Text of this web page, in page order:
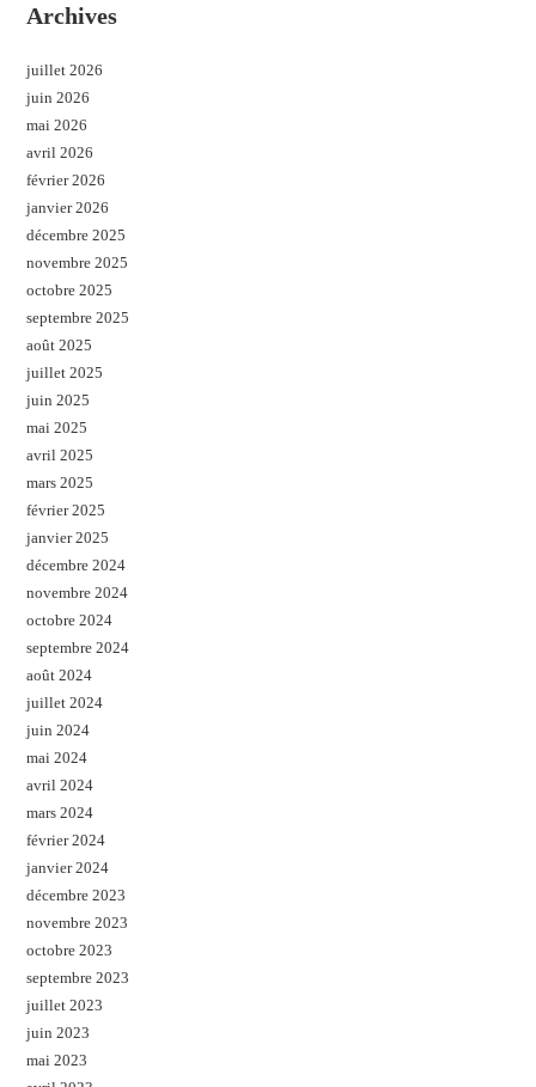
Archives
juillet 2026
juin 2026
mai 2026
avril 2026
février 2026
janvier 2026
décembre 2025
novembre 2025
octobre 2025
septembre 2025
août 2025
juillet 2025
juin 2025
mai 2025
avril 2025
mars 2025
février 2025
janvier 2025
décembre 2024
novembre 2024
octobre 2024
septembre 2024
août 2024
juillet 2024
juin 2024
mai 2024
avril 2024
mars 2024
février 2024
janvier 2024
décembre 2023
novembre 2023
octobre 2023
septembre 2023
juillet 2023
juin 2023
mai 2023